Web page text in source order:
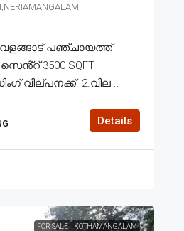
പഞ്ചായത്ത്
3500 SQFT
വില്പനക്ക്. 2.വില...
Details
FOR SALE KOTHAMANGALAM